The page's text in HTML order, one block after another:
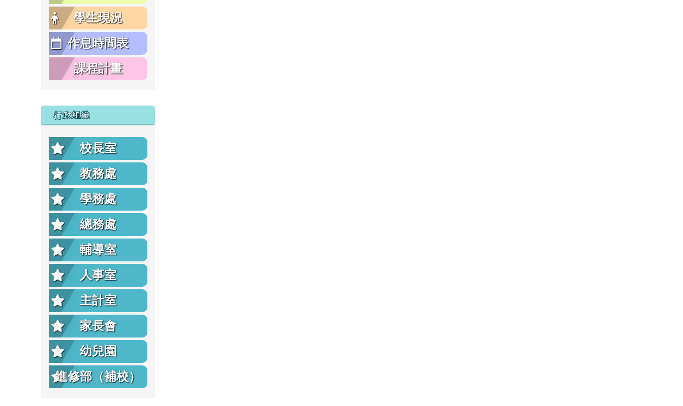
學生現況
作息時間表
課程計畫
行政組織
校長室
教務處
學務處
總務處
輔導室
人事室
主計室
家長會
幼兒園
進修部（補校）